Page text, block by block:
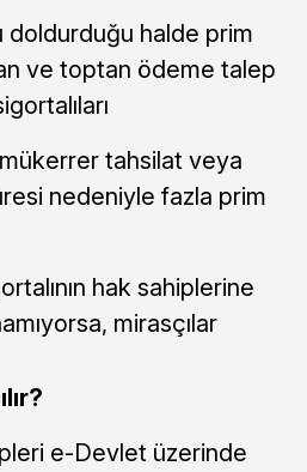
doldurduğu halde prim
ve toptan ödeme talep
tahsilat veya
nedeniyle fazla prim
hak sahiplerine
mirasçılar
e-Devlet üzerinde